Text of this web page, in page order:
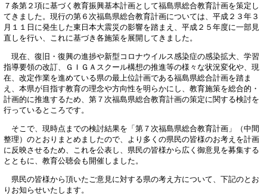
７条第２項に基づく教育振興基本計画として福島県総合教育計画を策定し
てきました。現行の第６次福島県総合教育計画については、平成２３年３
月１１日に発生した東日本大震災の影響を踏まえ、平成２５年度に一部見
直しを行い、これに基づき各施策を展開してきました。
現在、復旧・復興の進捗や新型コロナウイルス感染症の感染拡大、学習
指導要領の改訂、ＧＩＧＡスクール構想の推進等の様々な状況変化や、現
在、改定作業を進めている県の最上位計画である福島県総合計画を踏ま
え、本県が目指す教育の理念や方向性を明らかにし、教育施策を総合的・
計画的に推進するため、第７次福島県総合教育計画の策定に関する検討を
行っているところです。
そこで、現時点までの検討結果を「第７次福島県総合教育計画」（中間
整理）のとおりまとめましたので、より多くの県民の皆様のお考えを計画
に反映させるため、これを公表し、県民の皆様から広く御意見を募集する
とともに、教育公聴会も開催しました。
県民の皆様から頂いたご意見に対する県の考え方について、下記のとお
りお知らせいたします。